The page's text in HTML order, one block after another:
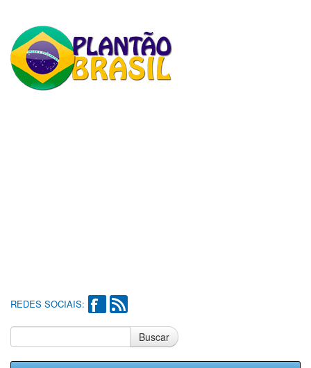
REDES SOCIAIS:
Buscar